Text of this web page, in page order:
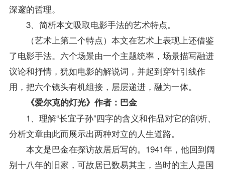
深邃的哲理。
3、简析本文吸取电影手法的艺术特点。
（艺术上第二个特点）本文在艺术上表现上还借鉴
了电影手法。六个场景由一个主题统率，场景描写融进
议论和抒情，犹如电影的解说词，并起到穿针引线作
用，把六个镜头有机组接，层层递进，融为一体。
《爱尔克的灯光》作者：巴金
1、理解“长宜子孙”四字的含义和作品对它的剖析、
分析文章由此而展示出两种对立的人生道路。
本文是巴金在探访故居后写的。1941年，他回到阔
别十八年的旧家，可故居已数易其主，当时的主人是国